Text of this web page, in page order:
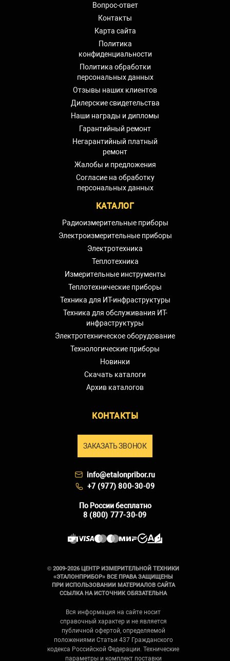
Вопрос-ответ
Контакты
Карта сайта
Политика
конфиденциальности
Политика обработки
персональных данных
Отзывы наших клиентов
Дилерские свидетельства
Наши награды и дипломы
Гарантийный ремонт
Негарантийный платный
ремонт
Жалобы и предложения
Согласие на обработку
персональных данных
КАТАЛОГ
Радиоизмерительные приборы
Электроизмерительные приборы
Электротехника
Теплотехника
Измерительные инструменты
Теплотехнические приборы
Техника для ИТ-инфраструктуры
Техника для обслуживания ИТ-
инфраструктуры
Электротехническое оборудование
Технологические приборы
Новинки
Скачать каталоги
Архив каталогов
КОНТАКТЫ
ЗАКАЗАТЬ ЗВОНОК
info@etalonpribor.ru
+7 (977) 800-30-09
По России бесплатно
8 (800) 777-30-09
© 2009-2026 ЦЕНТР ИЗМЕРИТЕЛЬНОЙ ТЕХНИКИ
«ЭТАЛОНПРИБОР» ВСЕ ПРАВА ЗАЩИЩЕНЫ
ПРИ ИСПОЛЬЗОВАНИИ МАТЕРИАЛОВ САЙТА
ССЫЛКА НА ИСТОЧНИК ОБЯЗАТЕЛЬНА
Вся информация на сайте носит
справочный характер и не является
публичной офертой, определяемой
положениями Статьи 437 Гражданского
кодекса Российской Федерации. Технические
параметры и комплект поставки